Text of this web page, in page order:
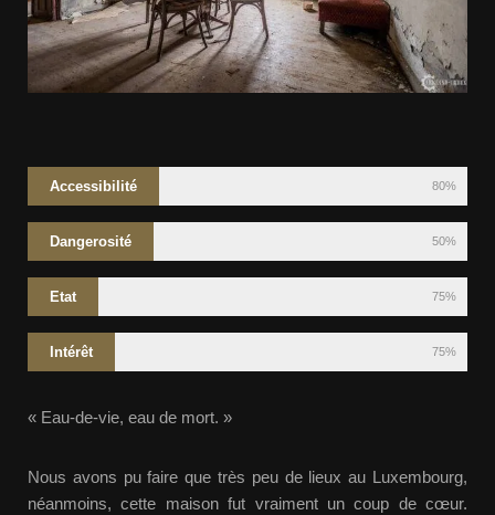
Accessibilité 80%
Dangerosité 50%
Etat 75%
Intérêt 75%
« Eau-de-vie, eau de mort. »
Nous avons pu faire que très peu de lieux au Luxembourg,
néanmoins, cette maison fut vraiment un coup de cœur.